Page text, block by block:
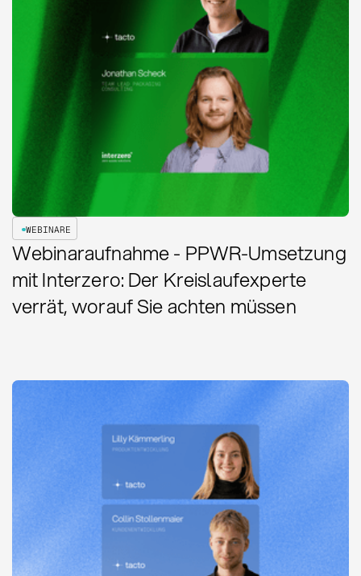
WEBINARE
Webinaraufnahme - PPWR-Umsetzung
mit Interzero: Der Kreislaufexperte
verrät, worauf Sie achten müssen